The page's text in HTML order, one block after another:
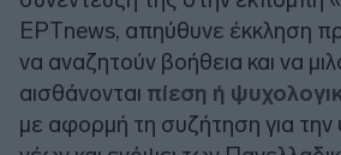
ΕΡΤnews, απηύθυνε έκκληση
να αναζητούν βοήθεια και να
αισθάνονται πίεση ή
με αφορμή τη συζήτηση για την